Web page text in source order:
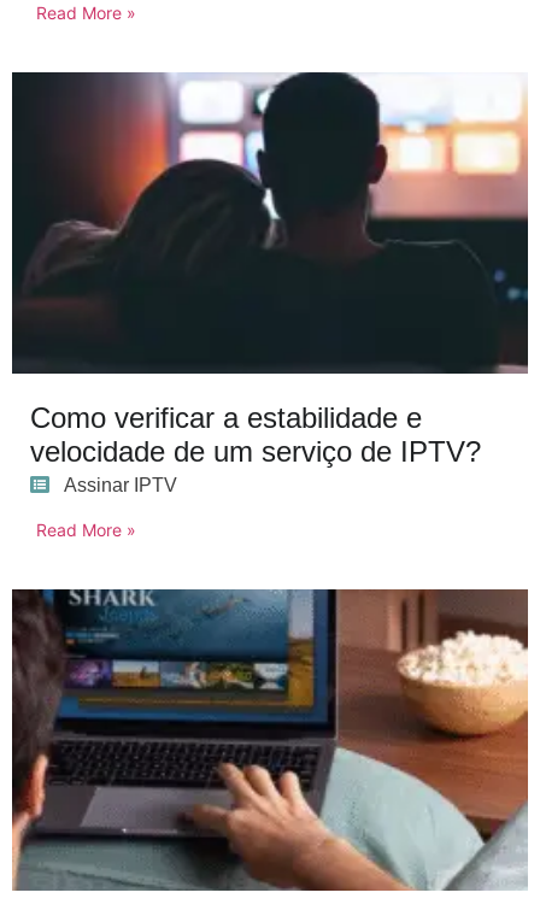
Read More »
Como verificar a estabilidade e
velocidade de um serviço de IPTV?
Assinar IPTV
Read More »